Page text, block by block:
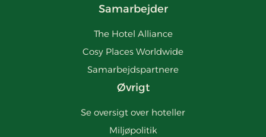
Samarbejder
The Hotel Alliance
Cosy Places Worldwide
Samarbejdspartnere
Øvrigt
Se oversigt over hoteller
Miljøpolitik